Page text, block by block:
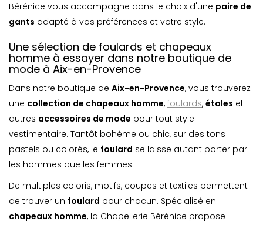
Bérénice vous accompagne dans le choix d'une paire de
gants adapté à vos préférences et votre style.
Une sélection de foulards et chapeaux
homme à essayer dans notre boutique de
mode à Aix-en-Provence
Dans notre boutique de Aix-en-Provence, vous trouverez
une collection de chapeaux homme, foulards, étoles et
autres accessoires de mode pour tout style
vestimentaire. Tantôt bohème ou chic, sur des tons
pastels ou colorés, le foulard se laisse autant porter par
les hommes que les femmes.
De multiples coloris, motifs, coupes et textiles permettent
de trouver un foulard pour chacun. Spécialisé en
chapeaux homme, la Chapellerie Bérénice propose